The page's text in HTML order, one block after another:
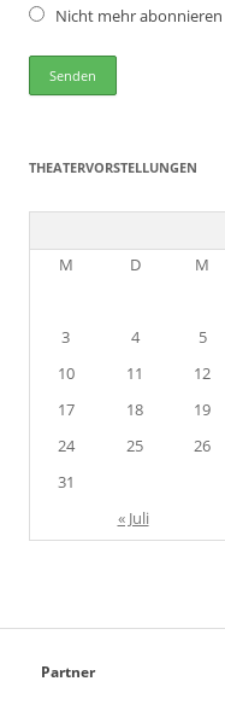
Nicht mehr abonnieren
THEATERVORSTELLUNGEN
M
D M
3
4 5
10
11 12
17
18 19
24
25 26
31
« Juli
Partner